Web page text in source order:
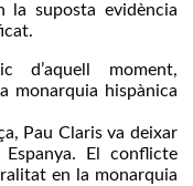
la suposta evidència
d’aquell moment,
monarquia hispànica
Pau Claris va deixar
El conflicte
en la monarquia